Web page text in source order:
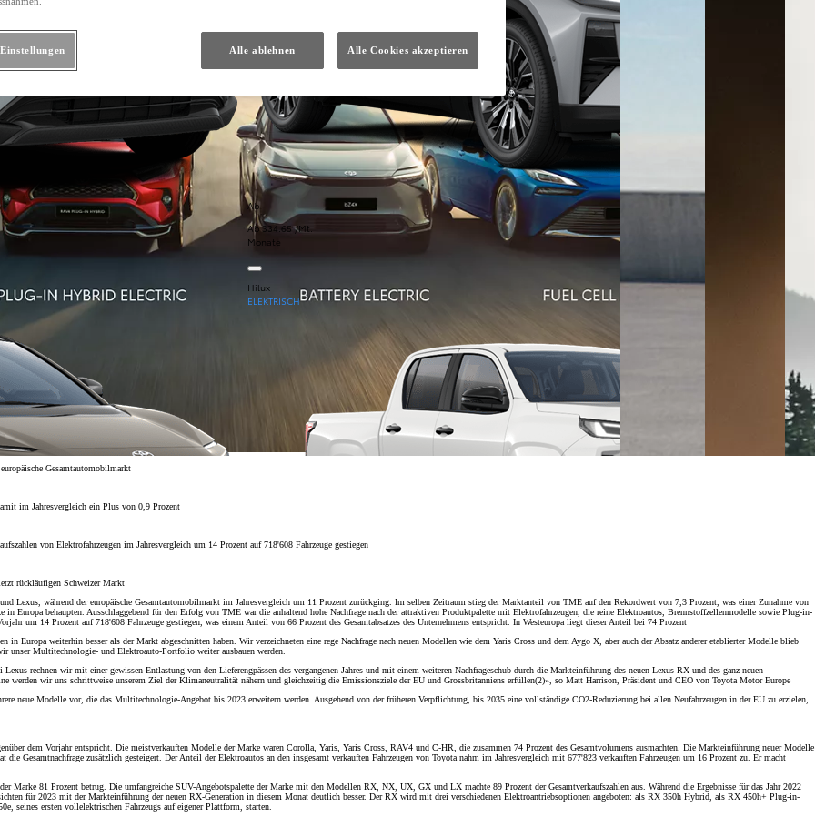
Ab
Ab 334.65 /Mt.
Monate
Hilux
ELEKTRISCH
Ab
Ab 234.65 /Mt.
Monate
Yaris Cross
HYBRID
Gesamtautomobilmarkt
im Jahresvergleich ein Plus von 0,9 Prozent
von Elektrofahrzeugen im Jahresvergleich um 14 Prozent auf 718'608 Fahrzeuge gestiegen
rückläufigen Schweizer Markt
Lexus, während der europäische Gesamtautomobilmarkt im Jahresvergleich um 11 Prozent zurückging. Im selben Zeitraum stieg der Marktanteil von TME auf den Rekordwert von 7,3 Prozent, was einer Zunahme von
Europa behaupten. Ausschlaggebend für den Erfolg von TME war die anhaltend hohe Nachfrage nach der attraktiven Produktpalette mit Elektrofahrzeugen, die reine Elektroautos, Brennstoffzellenmodelle sowie Plug-in-
um 14 Prozent auf 718'608 Fahrzeuge gestiegen, was einem Anteil von 66 Prozent des Gesamtabsatzes des Unternehmens entspricht. In Westeuropa liegt dieser Anteil bei 74 Prozent
Europa weiterhin besser als der Markt abgeschnitten haben. Wir verzeichneten eine rege Nachfrage nach neuen Modellen wie dem Yaris Cross und dem Aygo X, aber auch der Absatz anderer etablierter Modelle blieb
Multitechnologie- und Elektroauto-Portfolio weiter ausbauen werden.
rechnen wir mit einer gewissen Entlastung von den Lieferengpässen des vergangenen Jahres und mit einem weiteren Nachfrageschub durch die Markteinführung des neuen Lexus RX und des ganz neuen
werden wir uns schrittweise unserem Ziel der Klimaneutralität nähern und gleichzeitig die Emissionsziele der EU und Grossbritanniens erfüllen(2)», so Matt Harrison, Präsident und CEO von Toyota Motor Europe
neue Modelle vor, die das Multitechnologie-Angebot bis 2023 erweitern werden. Ausgehend von der früheren Verpflichtung, bis 2035 eine vollständige CO2-Reduzierung bei allen Neufahrzeugen in der EU zu erzielen,
dem Vorjahr entspricht. Die meistverkauften Modelle der Marke waren Corolla, Yaris, Yaris Cross, RAV4 und C-HR, die zusammen 74 Prozent des Gesamtvolumens ausmachten. Die Markteinführung neuer Modelle
Gesamtnachfrage zusätzlich gesteigert. Der Anteil der Elektroautos an den insgesamt verkauften Fahrzeugen von Toyota nahm im Jahresvergleich mit 677'823 verkauften Fahrzeugen um 16 Prozent zu. Er macht
Marke 81 Prozent betrug. Die umfangreiche SUV-Angebotspalette der Marke mit den Modellen RX, NX, UX, GX und LX machte 89 Prozent der Gesamtverkaufszahlen aus. Während die Ergebnisse für das Jahr 2022
für 2023 mit der Markteinführung der neuen RX-Generation in diesem Monat deutlich besser. Der RX wird mit drei verschiedenen Elektroantriebsoptionen angeboten: als RX 350h Hybrid, als RX 450h+ Plug-in-
ersten vollelektrischen Fahrzeugs auf eigener Plattform, starten.
Alle ablehnen Alle Cookies akzeptieren